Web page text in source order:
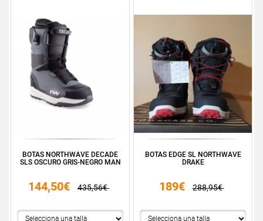
BOTAS NORTHWAVE DECADE
SLS OSCURO GRIS-NEGRO MAN
144,50€ 435,56€
BOTAS EDGE SL NORTHWAVE
DRAKE
189€ 288,95€